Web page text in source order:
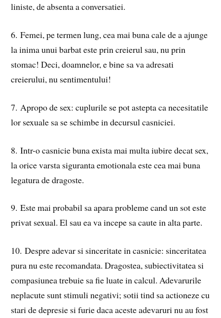
liniste, de absenta a conversatiei.
6. Femei, pe termen lung, cea mai buna cale de a ajunge
la inima unui barbat este prin creierul sau, nu prin
stomac! Deci, doamnelor, e bine sa va adresati
creierului, nu sentimentului!
7. Apropo de sex: cuplurile se pot astepta ca necesitatile
lor sexuale sa se schimbe in decursul casniciei.
8. Intr-o casnicie buna exista mai multa iubire decat sex,
la orice varsta siguranta emotionala este cea mai buna
legatura de dragoste.
9. Este mai probabil sa apara probleme cand un sot este
privat sexual. El sau ea va incepe sa caute in alta parte.
10. Despre adevar si sinceritate in casnicie: sinceritatea
pura nu este recomandata. Dragostea, subiectivitatea si
compasiunea trebuie sa fie luate in calcul. Adevarurile
neplacute sunt stimuli negativi; sotii tind sa actioneze cu
stari de depresie si furie daca aceste adevaruri nu au fost